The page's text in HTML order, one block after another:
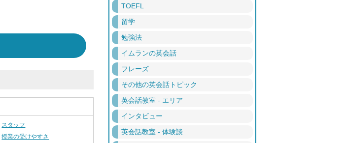
スタッフ
授業の受けやすさ
TOEFL
留学
勉強法
イムランの英会話
フレーズ
その他の英会話トピック
英会話教室 - エリア
インタビュー
英会話教室 - 体験談